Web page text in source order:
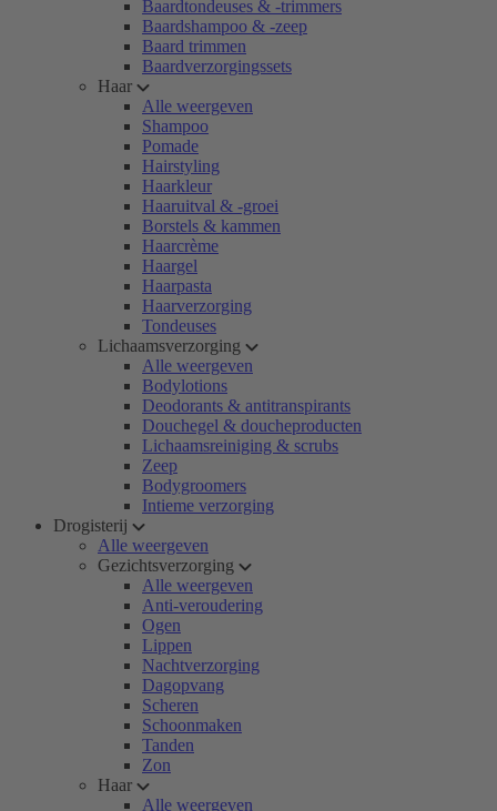
Baardtondeuses & -trimmers
Baardshampoo & -zeep
Baard trimmen
Baardverzorgingssets
Haar
Alle weergeven
Shampoo
Pomade
Hairstyling
Haarkleur
Haaruitval & -groei
Borstels & kammen
Haarcrème
Haargel
Haarpasta
Haarverzorging
Tondeuses
Lichaamsverzorging
Alle weergeven
Bodylotions
Deodorants & antitranspirants
Douchegel & doucheproducten
Lichaamsreiniging & scrubs
Zeep
Bodygroomers
Intieme verzorging
Drogisterij
Alle weergeven
Gezichtsverzorging
Alle weergeven
Anti-veroudering
Ogen
Lippen
Nachtverzorging
Dagopvang
Scheren
Schoonmaken
Tanden
Zon
Haar
Alle weergeven